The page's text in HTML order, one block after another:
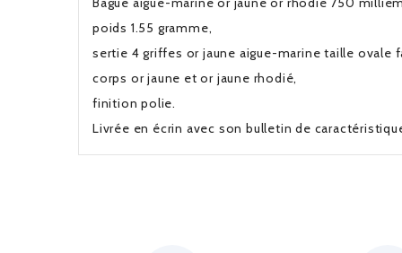
poids 1.55 gramme,
sertie 4 griffes or jaune aigue-marine taille ovale
corps or jaune et or jaune rhodié,
finition polie.
Livrée en écrin avec son bulletin de